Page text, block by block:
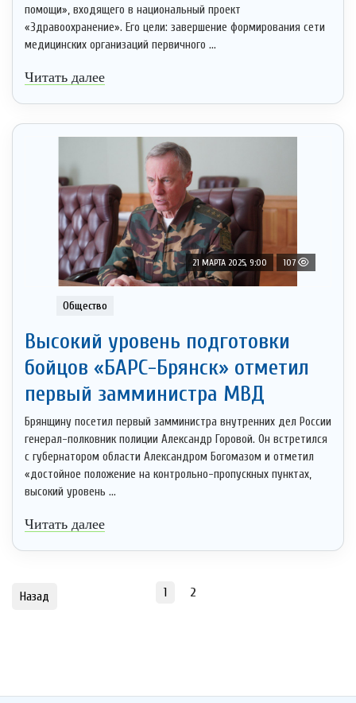
помощи», входящего в национальный проект
«Здравоохранение». Его цели: завершение формирования сети
медицинских организаций первичного ...
Читать далее
21 МАРТА 2025, 9:00 107
Общество
Высокий уровень подготовки
бойцов «БАРС-Брянск» отметил
первый замминистра МВД
Брянщину посетил первый замминистра внутренних дел России
генерал-полковник полиции Александр Горовой. Он встретился
с губернатором области Александром Богомазом и отметил
«достойное положение на контрольно-пропускных пунктах,
высокий уровень ...
Читать далее
Назад 1 2